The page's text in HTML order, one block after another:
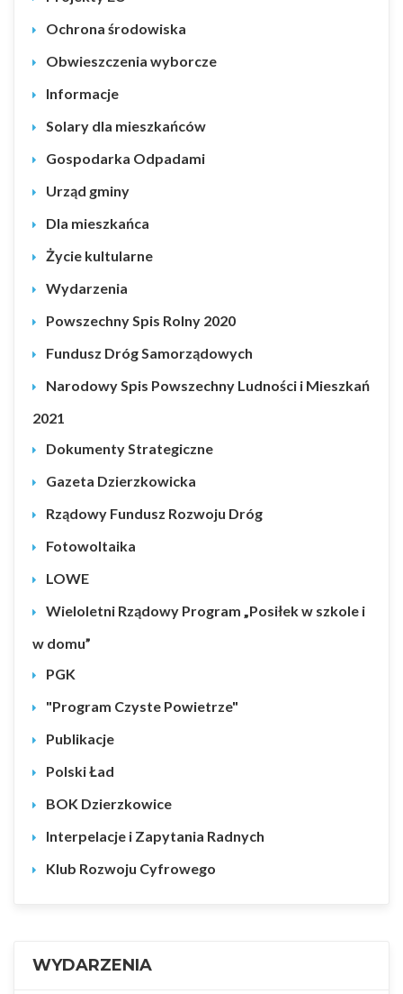
Ochrona środowiska
Obwieszczenia wyborcze
Informacje
Solary dla mieszkańców
Gospodarka Odpadami
Urząd gminy
Dla mieszkańca
Życie kultularne
Wydarzenia
Powszechny Spis Rolny 2020
Fundusz Dróg Samorządowych
Narodowy Spis Powszechny Ludności i Mieszkań
2021
Dokumenty Strategiczne
Gazeta Dzierzkowicka
Rządowy Fundusz Rozwoju Dróg
Fotowoltaika
LOWE
Wieloletni Rządowy Program „Posiłek w szkole i
w domu”
PGK
"Program Czyste Powietrze"
Publikacje
Polski Ład
BOK Dzierzkowice
Interpelacje i Zapytania Radnych
Klub Rozwoju Cyfrowego
WYDARZENIA